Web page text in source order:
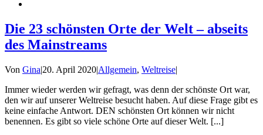
Die 23 schönsten Orte der Welt – abseits
des Mainstreams
Von Gina|20. April 2020|Allgemein, Weltreise|
Immer wieder werden wir gefragt, was denn der schönste Ort war,
den wir auf unserer Weltreise besucht haben. Auf diese Frage gibt es
keine einfache Antwort. DEN schönsten Ort können wir nicht
benennen. Es gibt so viele schöne Orte auf dieser Welt. [...]